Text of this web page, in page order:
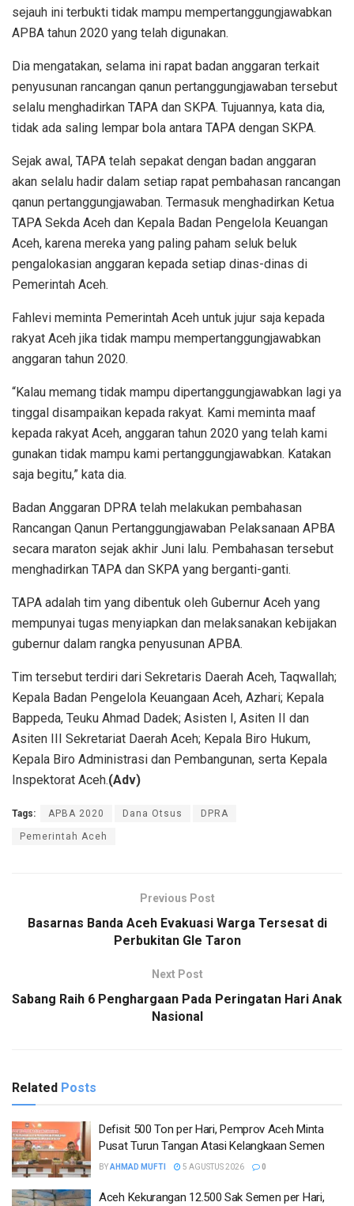
sejauh ini terbukti tidak mampu mempertanggungjawabkan
APBA tahun 2020 yang telah digunakan.
Dia mengatakan, selama ini rapat badan anggaran terkait
penyusunan rancangan qanun pertanggungjawaban tersebut
selalu menghadirkan TAPA dan SKPA. Tujuannya, kata dia,
tidak ada saling lempar bola antara TAPA dengan SKPA.
Sejak awal, TAPA telah sepakat dengan badan anggaran
akan selalu hadir dalam setiap rapat pembahasan rancangan
qanun pertanggungjawaban. Termasuk menghadirkan Ketua
TAPA Sekda Aceh dan Kepala Badan Pengelola Keuangan
Aceh, karena mereka yang paling paham seluk beluk
pengalokasian anggaran kepada setiap dinas-dinas di
Pemerintah Aceh.
Fahlevi meminta Pemerintah Aceh untuk jujur saja kepada
rakyat Aceh jika tidak mampu mempertanggungjawabkan
anggaran tahun 2020.
“Kalau memang tidak mampu dipertanggungjawabkan lagi ya
tinggal disampaikan kepada rakyat. Kami meminta maaf
kepada rakyat Aceh, anggaran tahun 2020 yang telah kami
gunakan tidak mampu kami pertanggungjawabkan. Katakan
saja begitu,” kata dia.
Badan Anggaran DPRA telah melakukan pembahasan
Rancangan Qanun Pertanggungjawaban Pelaksanaan APBA
secara maraton sejak akhir Juni lalu. Pembahasan tersebut
menghadirkan TAPA dan SKPA yang berganti-ganti.
TAPA adalah tim yang dibentuk oleh Gubernur Aceh yang
mempunyai tugas menyiapkan dan melaksanakan kebijakan
gubernur dalam rangka penyusunan APBA.
Tim tersebut terdiri dari Sekretaris Daerah Aceh, Taqwallah;
Kepala Badan Pengelola Keuangaan Aceh, Azhari; Kepala
Bappeda, Teuku Ahmad Dadek; Asisten I, Asiten II dan
Asiten III Sekretariat Daerah Aceh; Kepala Biro Hukum,
Kepala Biro Administrasi dan Pembangunan, serta Kepala
Inspektorat Aceh.(Adv)
Tags: APBA 2020 Dana Otsus DPRA
Pemerintah Aceh
Previous Post
Basarnas Banda Aceh Evakuasi Warga Tersesat di
Perbukitan Gle Taron
Next Post
Sabang Raih 6 Penghargaan Pada Peringatan Hari Anak
Nasional
Related Posts
Defisit 500 Ton per Hari, Pemprov Aceh Minta
Pusat Turun Tangan Atasi Kelangkaan Semen
BYAHMAD MUFTI 5 AGUSTUS 2026 0
Aceh Kekurangan 12.500 Sak Semen per Hari,